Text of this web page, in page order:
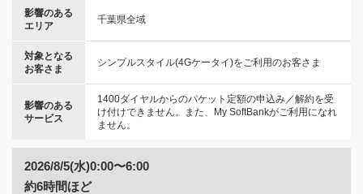
影響のある
エリア
千葉県全域
対象となる
お客さま
シンプルスタイル(4Gケータイ)をご利用のお客さま
影響のある
サービス
1400ダイヤルからのパケット定額の申込み／解約を受
け付けできません。また、My SoftBankがご利用になれ
ません。
2026/8/5(水)0:00〜6:00
約6時間ほど